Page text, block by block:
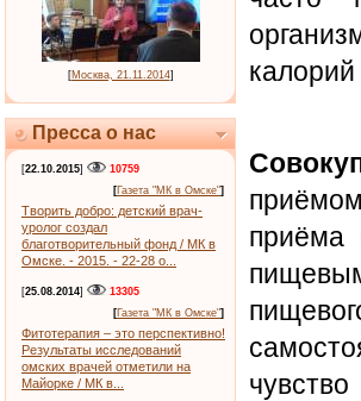
[Москва, 21.11.2014]
Пресса о нас
[22.10.2015]
10759
[Газета "МК в Омске"]
Творить добро: детский врач-
уролог создал
благотворительный фонд / МК в
Омске. - 2015. - 22-28 о...
[25.08.2014]
13305
[Газета "МК в Омске"]
Фитотерапия – это перспективно!
Результаты исследований
омских врачей отметили на
Майорке / МК в...
приёма